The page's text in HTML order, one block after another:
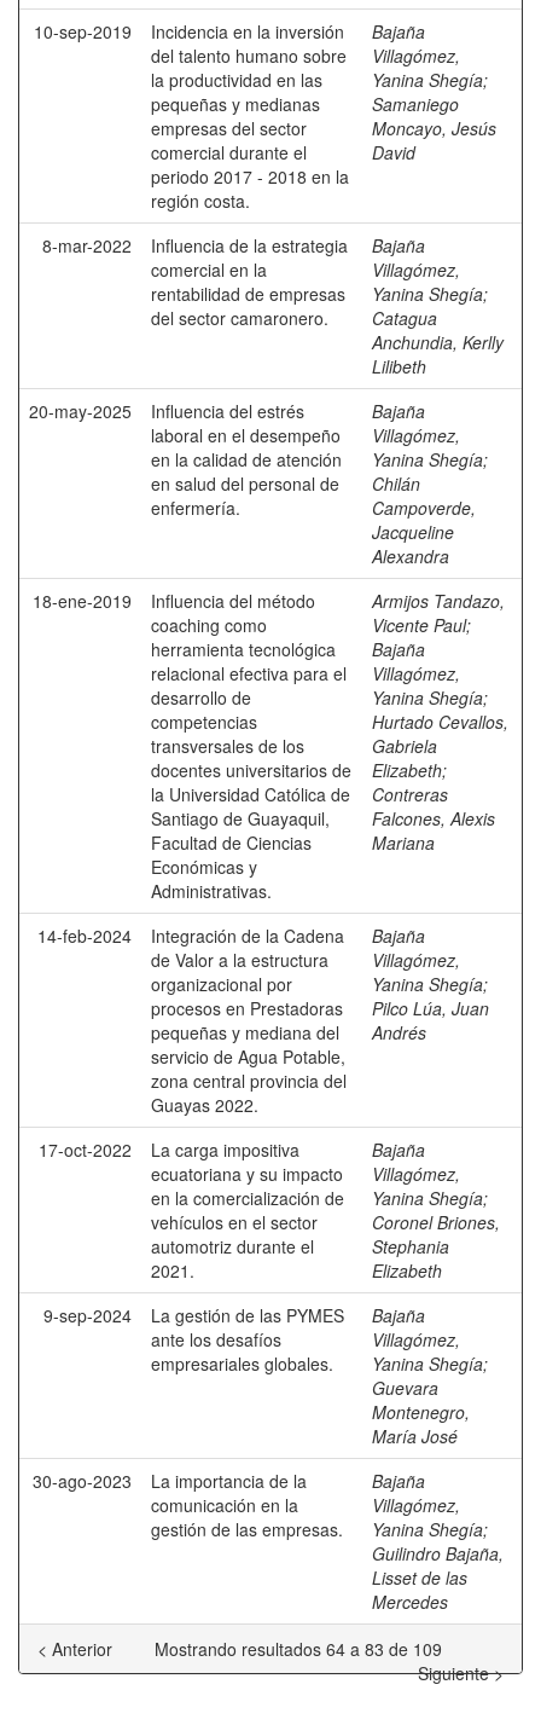
10-sep-2019
Incidencia en la inversión
del talento humano sobre
la productividad en las
pequeñas y medianas
empresas del sector
comercial durante el
periodo 2017 - 2018 en la
región costa.
Bajaña
Villagómez,
Yanina Shegía;
Samaniego
Moncayo, Jesús
David
8-mar-2022
Influencia de la estrategia
comercial en la
rentabilidad de empresas
del sector camaronero.
Bajaña
Villagómez,
Yanina Shegía;
Catagua
Anchundia, Kerlly
Lilibeth
20-may-2025
Influencia del estrés
laboral en el desempeño
en la calidad de atención
en salud del personal de
enfermería.
Bajaña
Villagómez,
Yanina Shegía;
Chilán
Campoverde,
Jacqueline
Alexandra
18-ene-2019
Influencia del método
coaching como
herramienta tecnológica
relacional efectiva para el
desarrollo de
competencias
transversales de los
docentes universitarios de
la Universidad Católica de
Santiago de Guayaquil,
Facultad de Ciencias
Económicas y
Administrativas.
Armijos Tandazo,
Vicente Paul;
Bajaña
Villagómez,
Yanina Shegía;
Hurtado Cevallos,
Gabriela
Elizabeth;
Contreras
Falcones, Alexis
Mariana
14-feb-2024
Integración de la Cadena
de Valor a la estructura
organizacional por
procesos en Prestadoras
pequeñas y mediana del
servicio de Agua Potable,
zona central provincia del
Guayas 2022.
Bajaña
Villagómez,
Yanina Shegía;
Pilco Lúa, Juan
Andrés
17-oct-2022
La carga impositiva
ecuatoriana y su impacto
en la comercialización de
vehículos en el sector
automotriz durante el
2021.
Bajaña
Villagómez,
Yanina Shegía;
Coronel Briones,
Stephania
Elizabeth
9-sep-2024
La gestión de las PYMES
ante los desafíos
empresariales globales.
Bajaña
Villagómez,
Yanina Shegía;
Guevara
Montenegro,
María José
30-ago-2023
La importancia de la
comunicación en la
gestión de las empresas.
Bajaña
Villagómez,
Yanina Shegía;
Guilindro Bajaña,
Lisset de las
Mercedes
Mostrando resultados 64 a 83 de 109
< Anterior
Siguiente >